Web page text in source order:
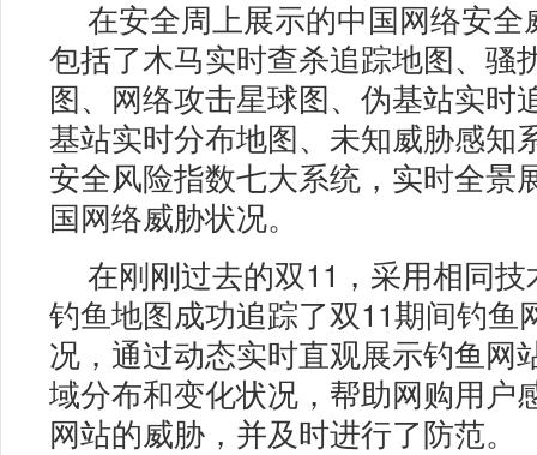
在安全周上展示的中国网络安全
包括了木马实时查杀追踪地图、骚
图、网络攻击星球图、伪基站实时
基站实时分布地图、未知威胁感知
安全风险指数七大系统，实时全景
国网络威胁状况。
在刚刚过去的双11，采用相同
钓鱼地图成功追踪了双11期间钓鱼
况，通过动态实时直观展示钓鱼网
域分布和变化状况，帮助网购用户
网站的威胁，并及时进行了防范。